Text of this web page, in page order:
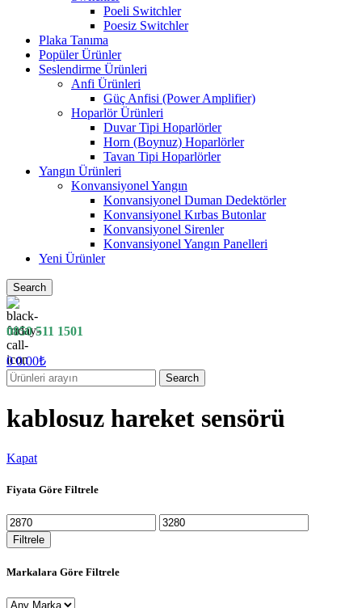
Poeli Switchler
Poesiz Switchler
Plaka Tanıma
Popüler Ürünler
Seslendirme Ürünleri
Anfi Ürünleri
Güç Anfisi (Power Amplifier)
Hoparlör Ürünleri
Duvar Tipi Hoparlörler
Horn (Boynuz) Hoparlörler
Tavan Tipi Hoparlörler
Yangın Ürünleri
Konvansiyonel Yangın
Konvansiyonel Duman Dedektörler
Konvansiyonel Kırbas Butonlar
Konvansiyonel Sirenler
Konvansiyonel Yangın Panelleri
Yeni Ürünler
Search
0850 511 1501
00.00₺
Search
kablosuz hareket sensörü
Kapat
Fiyata Göre Filtrele
En
düşük
fiyat
En
yüksek
Filtrele
Markalara Göre Filtrele